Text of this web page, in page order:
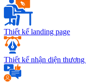
Thiết kế landing page
Thiết kế nhận diện thương